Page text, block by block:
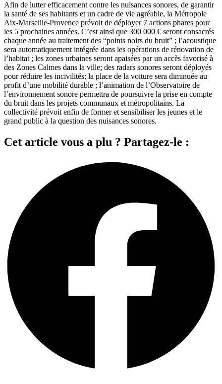
Afin de lutter efficacement contre les nuisances sonores, de garantir
la santé de ses habitants et un cadre de vie agréable, la Métropole
Aix-Marseille-Provence prévoit de déployer 7 actions phares pour
les 5 prochaines années. C’est ainsi que 300 000 € seront consacrés
chaque année au traitement des “points noirs du bruit” ; l’acoustique
sera automatiquement intégrée dans les opérations de rénovation de
l’habitat ; les zones urbaines seront apaisées par un accès favorisé à
des Zones Calmes dans la ville; des radars sonores seront déployés
pour réduire les incivilités; la place de la voiture sera diminuée au
profit d’une mobilité durable ; l’animation de l’Observatoire de
l’environnement sonore permettra de poursuivre la prise en compte
du bruit dans les projets communaux et métropolitains. La
collectivité prévoit enfin de former et sensibiliser les jeunes et le
grand public à la question des nuisances sonores.
Cet article vous a plu ? Partagez-le :